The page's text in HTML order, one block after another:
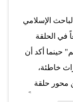
الإسلامي
في الحلقة
حينما أكد أن
خاطئة،
محور حلقة